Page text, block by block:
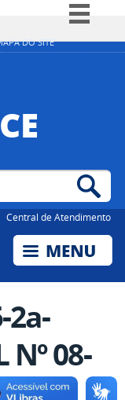
DO SITE
à informação
Legislação
Central de Atendimento
2a-
Nº 08-